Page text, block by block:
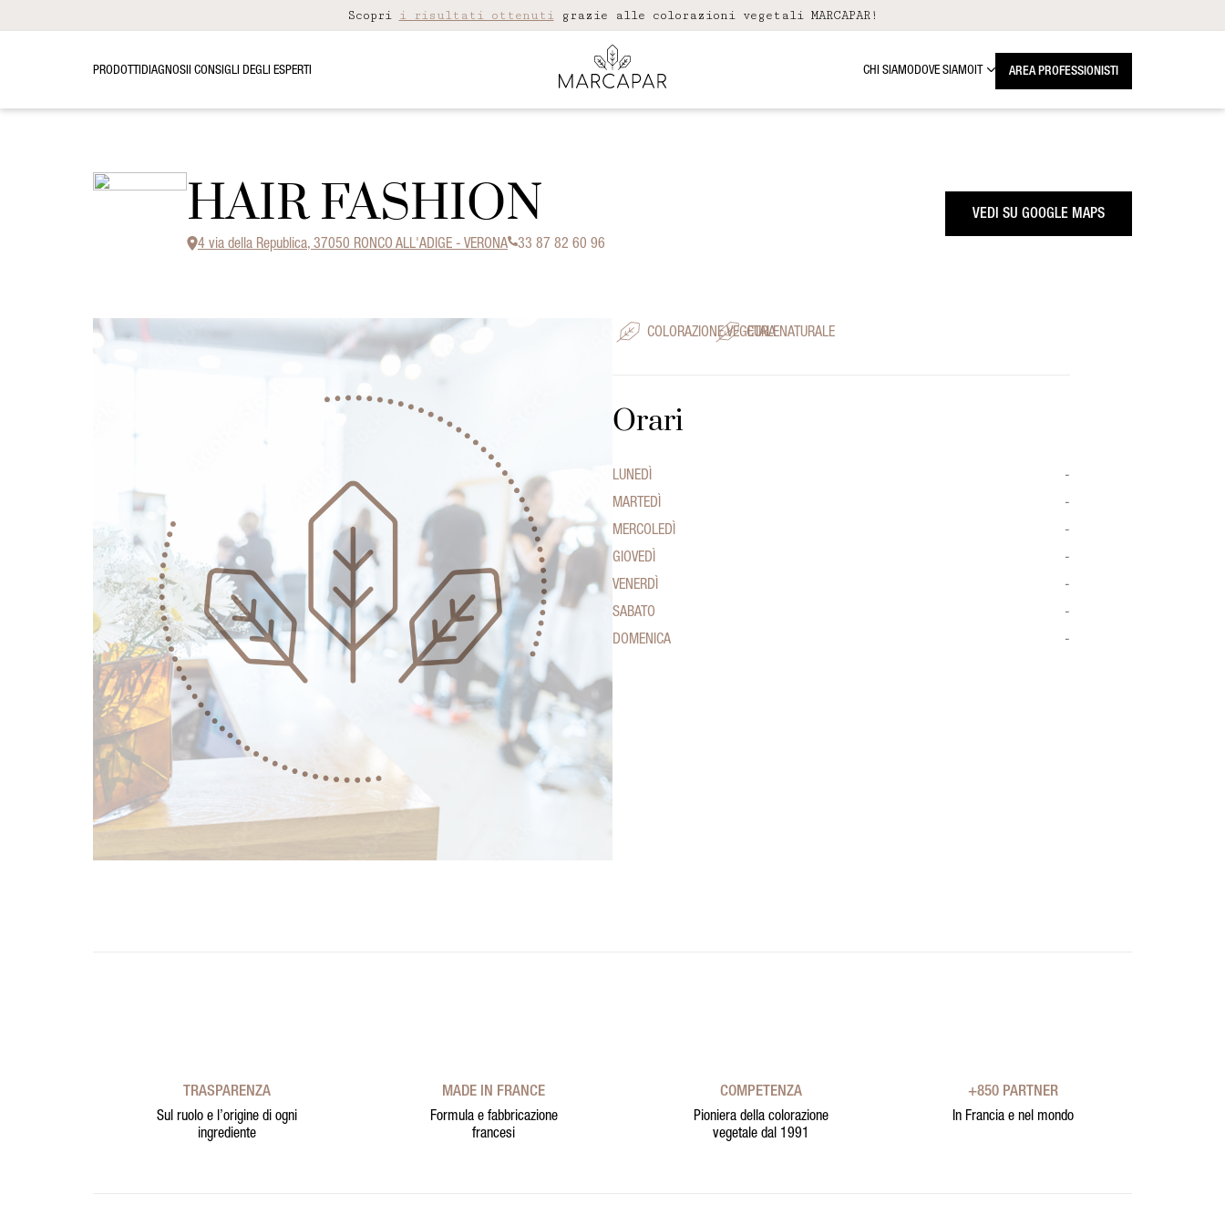
Scopri i risultati ottenutigrazie alle colorazioni vegetali MARCAPAR!
PRODOTTI DIAGNOSI I CONSIGLI DEGLI ESPERTI CHI SIAMO DOVE SIAMO AREA PROFESSIONISTI
HAIR FASHION
4 via della Republica, 37050 RONCO ALL'ADIGE - VERONA 33 87 82 60 96
VEDI SU GOOGLE MAPS
COLORAZIONE VEGETALECURA NATURALE
Orari
LUNEDÌ
-
MARTEDÌ
-
MERCOLEDÌ
-
GIOVEDÌ
-
VENERDÌ
-
SABATO
-
DOMENICA
-
TRASPARENZA
Sul ruolo e l’origine di ogni
ingrediente
MADE IN FRANCE
Formula e fabbricazione
francesi
COMPETENZA
Pioniera della colorazione
vegetale dal 1991
+850 PARTNER
In Francia e nel mondo